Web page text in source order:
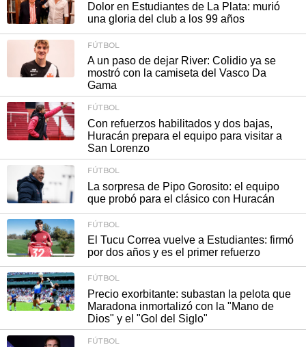
Dolor en Estudiantes de La Plata: murió
una gloria del club a los 99 años
FÚTBOL
A un paso de dejar River: Colidio ya se
mostró con la camiseta del Vasco Da
Gama
FÚTBOL
Con refuerzos habilitados y dos bajas,
Huracán prepara el equipo para visitar a
San Lorenzo
FÚTBOL
La sorpresa de Pipo Gorosito: el equipo
que probó para el clásico con Huracán
FÚTBOL
El Tucu Correa vuelve a Estudiantes: firmó
por dos años y es el primer refuerzo
FÚTBOL
Precio exorbitante: subastan la pelota que
Maradona inmortalizó con la "Mano de
Dios" y el "Gol del Siglo"
FÚTBOL